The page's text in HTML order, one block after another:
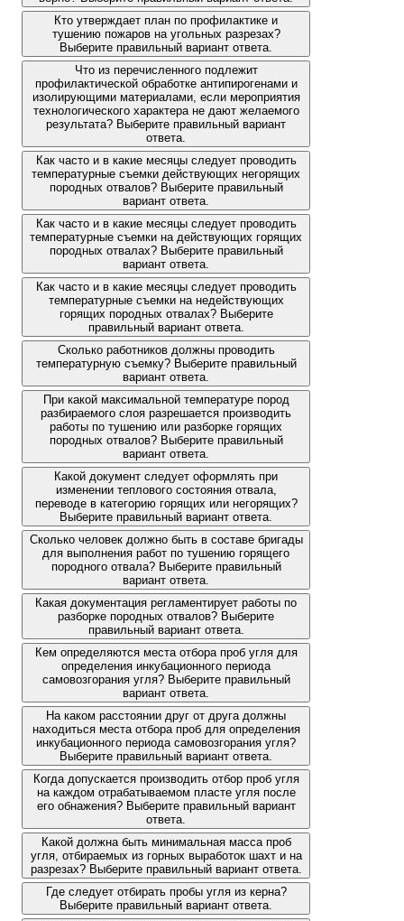
Кто утверждает план по профилактике и
тушению пожаров на угольных разрезах?
Выберите правильный вариант ответа.
Что из перечисленного подлежит
профилактической обработке антипирогенами и
изолирующими материалами, если мероприятия
технологического характера не дают желаемого
результата? Выберите правильный вариант
ответа.
Как часто и в какие месяцы следует проводить
температурные съемки действующих негорящих
породных отвалов? Выберите правильный
вариант ответа.
Как часто и в какие месяцы следует проводить
температурные съемки на действующих горящих
породных отвалах? Выберите правильный
вариант ответа.
Как часто и в какие месяцы следует проводить
температурные съемки на недействующих
горящих породных отвалах? Выберите
правильный вариант ответа.
Сколько работников должны проводить
температурную съемку? Выберите правильный
вариант ответа.
При какой максимальной температуре пород
разбираемого слоя разрешается производить
работы по тушению или разборке горящих
породных отвалов? Выберите правильный
вариант ответа.
Какой документ следует оформлять при
изменении теплового состояния отвала,
переводе в категорию горящих или негорящих?
Выберите правильный вариант ответа.
Сколько человек должно быть в составе бригады
для выполнения работ по тушению горящего
породного отвала? Выберите правильный
вариант ответа.
Какая документация регламентирует работы по
разборке породных отвалов? Выберите
правильный вариант ответа.
Кем определяются места отбора проб угля для
определения инкубационного периода
самовозгорания угля? Выберите правильный
вариант ответа.
На каком расстоянии друг от друга должны
находиться места отбора проб для определения
инкубационного периода самовозгорания угля?
Выберите правильный вариант ответа.
Когда допускается производить отбор проб угля
на каждом отрабатываемом пласте угля после
его обнажения? Выберите правильный вариант
ответа.
Какой должна быть минимальная масса проб
угля, отбираемых из горных выработок шахт и на
разрезах? Выберите правильный вариант ответа.
Где следует отбирать пробы угля из керна?
Выберите правильный вариант ответа.